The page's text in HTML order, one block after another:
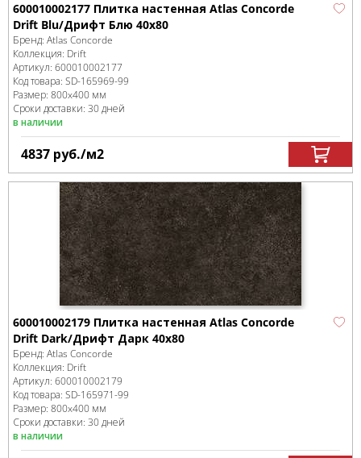
600010002177 Плитка настенная Atlas Concorde
Drift Blu/Дрифт Блю 40x80
Бренд: Atlas Concorde
Коллекция: Drift
Артикул: 600010002177
Код товара: SD-165969-99
Размер: 800x400 мм
Сроки доставки: 30 дней
в наличии
4837 руб./м2
600010002179 Плитка настенная Atlas Concorde
Drift Dark/Дрифт Дарк 40x80
Бренд: Atlas Concorde
Коллекция: Drift
Артикул: 600010002179
Код товара: SD-165971-99
Размер: 800x400 мм
Сроки доставки: 30 дней
в наличии